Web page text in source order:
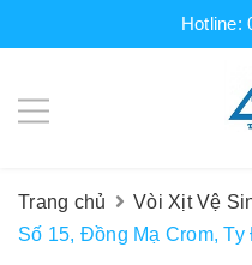
Hotline:
Trang chủ Vòi Xịt Vệ
Số 15, Đồng Mạ Crom,